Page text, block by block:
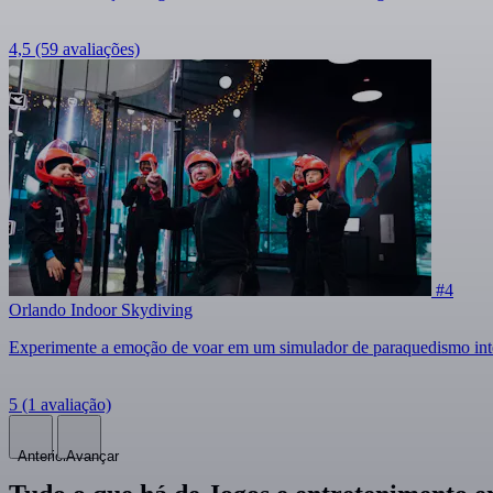
4,5 (59 avaliações)
#4
Orlando Indoor Skydiving
Experimente a emoção de voar em um simulador de paraquedismo
5 (1 avaliação)
AnteriorAvançar